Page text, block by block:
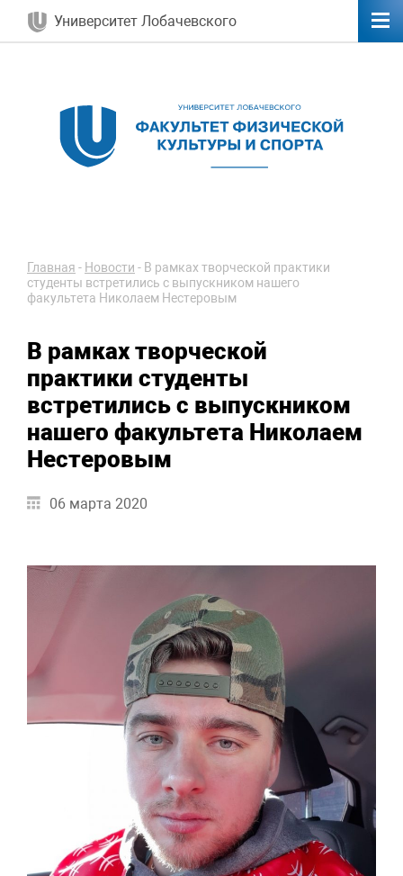
Университет Лобачевского
Главная - Новости - В рамках творческой практики
студенты встретились с выпускником нашего
факультета Николаем Нестеровым
В рамках творческой
практики студенты
встретились с выпускником
нашего факультета Николаем
Нестеровым
06 марта 2020